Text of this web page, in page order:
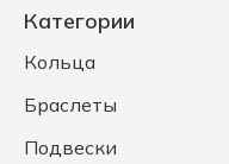
Категории
Кольца
Браслеты
Подвески